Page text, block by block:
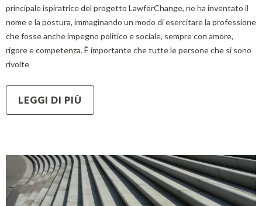
principale ispiratrice del progetto LawforChange, ne ha inventato il
nome e la postura, immaginando un modo di esercitare la professione
che fosse anche impegno politico e sociale, sempre con amore,
rigore e competenza. È importante che tutte le persone che si sono
rivolte
LEGGI DI PIÙ